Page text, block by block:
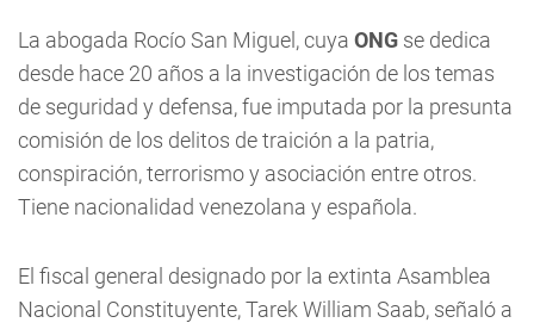
La abogada Rocío San Miguel, cuya ONG se dedica
desde hace 20 años a la investigación de los temas
de seguridad y defensa, fue imputada por la presunta
comisión de los delitos de traición a la patria,
conspiración, terrorismo y asociación entre otros.
Tiene nacionalidad venezolana y española.
El fiscal general designado por la extinta Asamblea
Nacional Constituyente, Tarek William Saab, señaló a